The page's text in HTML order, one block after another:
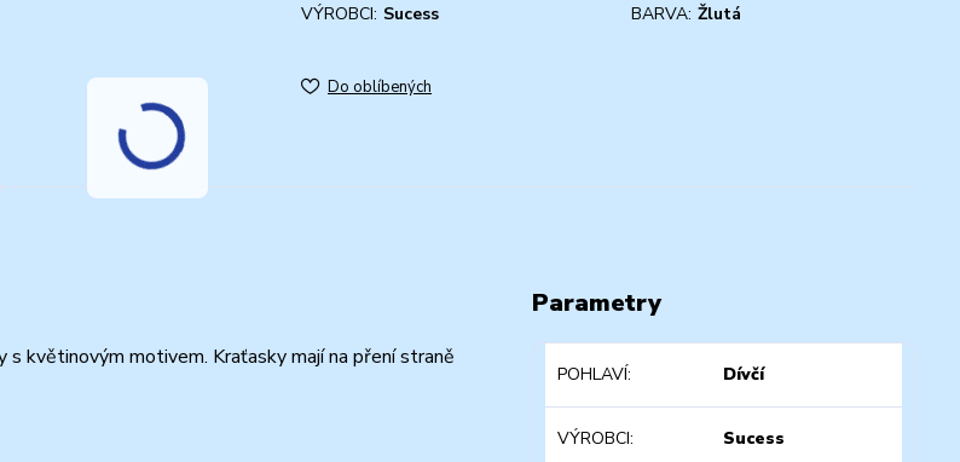
VÝROBCI: Sucess BARVA: Žlutá
Do oblíbených
květinovým motivem. Kraťasky mají na pření straně
Parametry
POHLAVÍ Dívčí
VÝROBCI Sucess